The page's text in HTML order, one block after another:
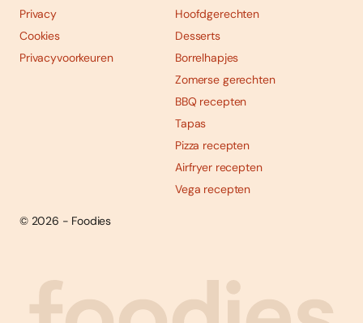
Abonneren
Privacy
Cookies
Privacyvoorkeuren
Hoofdgerechten
Desserts
Borrelhapjes
Zomerse gerechten
BBQ recepten
Tapas
Pizza recepten
Airfryer recepten
Vega recepten
© 2026 - Foodies